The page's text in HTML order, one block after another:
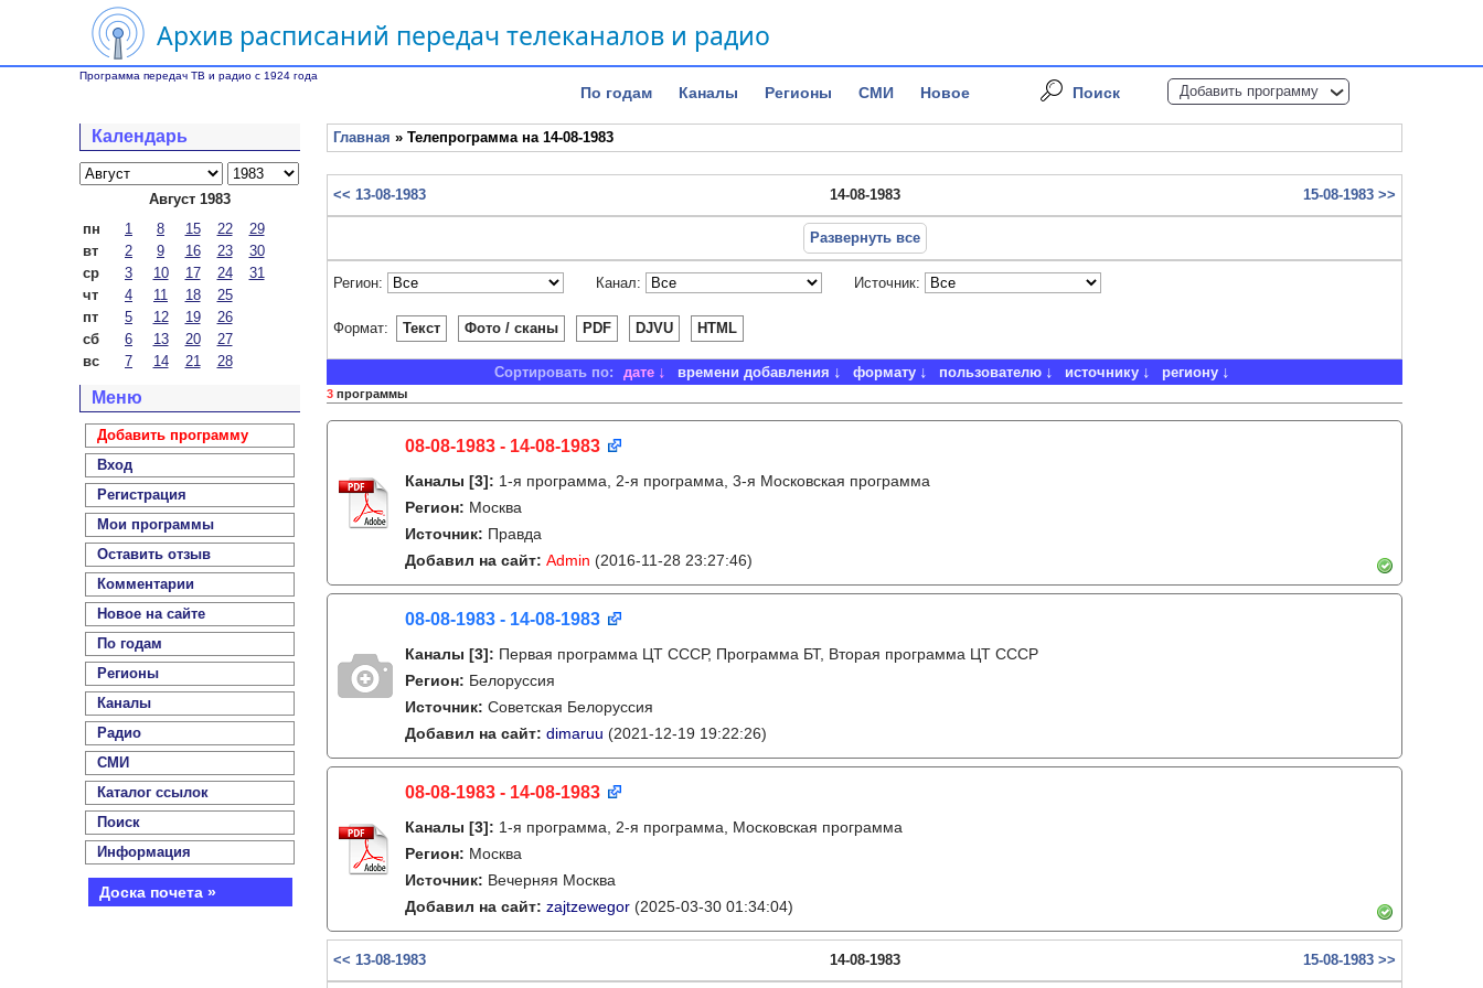
Архив расписаний передач телеканалов и радио
Программа передач ТВ и радио с 1924 года
По годам Каналы Регионы СМИ Новое Поиск Добавить программу
Календарь
Август 1983
пн
1 8 15 22
29
вт
2 9 16 23
30
ср
3 10 17 24
31
чт
4 11 18
25
пт
5 12 19
26
сб
6 13 20
27
вс
7 14 21 28
Меню
Добавить программу
Вход
Регистрация
Мои программы
Оставить отзыв
Комментарии
Новое на сайте
По годам
Регионы
Каналы
Радио
СМИ
Каталог ссылок
Поиск
Информация
Доска почета »
Главная » Телепрограмма на 14-08-1983
<< 13-08-1983 14-08-1983 15-08-1983 >>
Развернуть все
Регион: Канал: Источник:
Формат: Текст Фото / сканы PDF DJVU HTML
Сортировать по: дате времени добавления формату пользователю источнику региону
3 программы
08-08-1983 - 14-08-1983
Каналы [3]: 1-я программа, 2-я программа, 3-я Московская программа
Регион: Москва
Источник: Правда
Добавил на сайт: Admin (2016-11-28 23:27:46)
08-08-1983 - 14-08-1983
Каналы [3]: Первая программа ЦТ СССР, Программа БТ, Вторая программа ЦТ СССР
Регион: Белоруссия
Источник: Советская Белоруссия
Добавил на сайт: dimaruu (2021-12-19 19:22:26)
08-08-1983 - 14-08-1983
Каналы [3]: 1-я программа, 2-я программа, Московская программа
Регион: Москва
Источник: Вечерняя Москва
Добавил на сайт: zajtzewegor (2025-03-30 01:34:04)
<< 13-08-1983 14-08-1983 15-08-1983 >>